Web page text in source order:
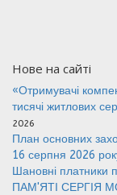
Нове на сайті
«Отримувачі
тисячі житлових
2026
План основних
16 серпня 2026
Шановні платники
ПАМ'ЯТІ СЕРГІЯ